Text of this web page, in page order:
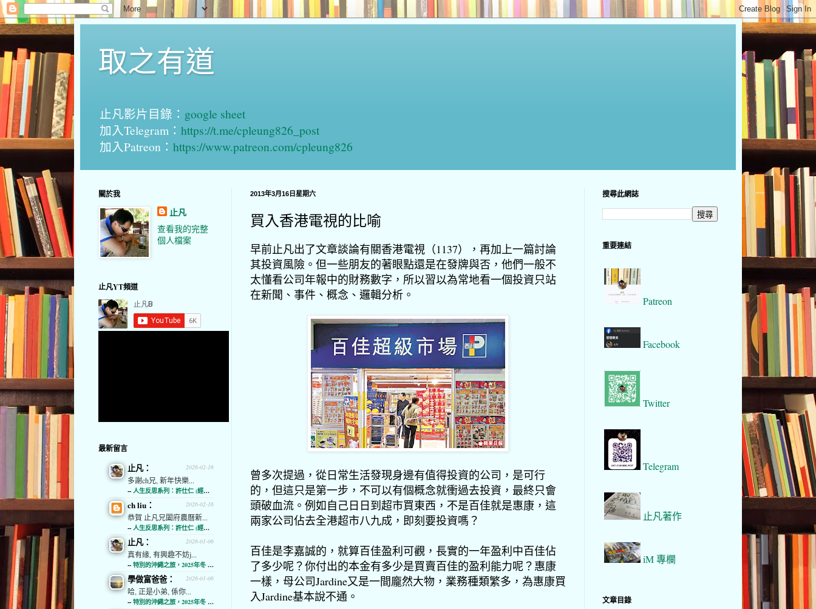
取之有道
止凡影片目錄： google sheet
加入Telegram： https://t.me/cpleung826_post
加入Patreon： https://www.patreon.com/cpleung826
2013年3月16日星期六
買入香港電視的比喻
早前止凡出了文章談論有關香港電視（1137），再加上一篇討論
其投資風險。但一些朋友的著眼點還是在發牌與否，他們一般不
太懂看公司年報中的財務數字，所以習以為常地看一個投資只站
在新聞、事件、概念、邏輯分析。
曾多次提過，從日常生活發現身邊有值得投資的公司，是可行
的，但這只是第一步，不可以有個概念就衝過去投資，最終只會
頭破血流。例如自己日日到超市買東西，不是百佳就是惠康，這
兩家公司佔去全港超市八九成，即刻要投資嗎？
百佳是李嘉誠的，就算百佳盈利可觀，長實的一年盈利中百佳佔
了多少呢？你付出的本金有多少是買賣百佳的盈利能力呢？惠康
一樣，母公司Jardine又是一間龐然大物，業務種類繁多，為惠康買
入Jardine基本說不通。
關於我
止凡
查看我的完整
個人檔案
止凡YT頻道
最新留言
2026-02-16
止凡：
多謝ch兄, 新年快樂...
-- 人生反思系列：許仕仁 (經濟通)
2026-02-16
ch liu：
恭賀 止凡兄闔府農曆新...
-- 人生反思系列：許仕仁 (經濟通)
2026-01-06
止凡：
真有緣, 有興趣不妨j...
-- 特別的沖繩之旅，2025年冬 (經濟通)
2026-01-06
學做富爸爸：
哈, 正是小弟, 係你...
-- 特別的沖繩之旅，2025年冬 (經濟通)
搜尋此網誌
重要連結
Patreon
Facebook
Twitter
Telegram
止凡著作
iM 專欄
文章目錄